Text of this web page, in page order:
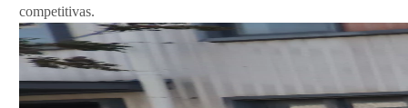
competitivas.